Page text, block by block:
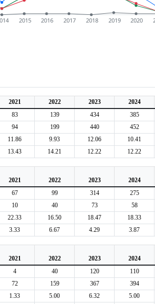
2015 2016 2017 2018 2019 2020
2021 2022 2023 2024
83 139 434 385
94 199 440 452
11.86 9.93 12.06 10.41
13.43 14.21 12.22 12.22
2021 2022 2023 2024
67 99 314 275
10 40 73 58
22.33 16.50 18.47 18.33
3.33 6.67 4.29 3.87
2021 2022 2023 2024
4 40 120 110
72 159 367 394
1.33 5.00 6.32 5.00